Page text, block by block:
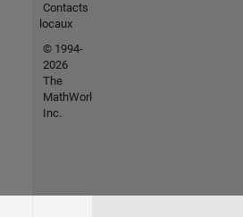
Contacts
locaux
© 1994-
2026
The
MathWorks,
Inc.